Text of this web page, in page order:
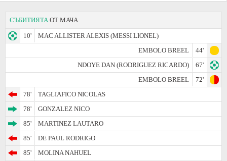
СЪБИТИЯТА ОТ МАЧА
10'
MAC ALLISTER ALEXIS (MESSI LIONEL)
EMBOLO BREEL
44'
NDOYE DAN (RODRIGUEZ RICARDO)
67'
EMBOLO BREEL
72'
78'
TAGLIAFICO NICOLAS
78'
GONZALEZ NICO
85'
MARTINEZ LAUTARO
85'
DE PAUL RODRIGO
85'
MOLINA NAHUEL